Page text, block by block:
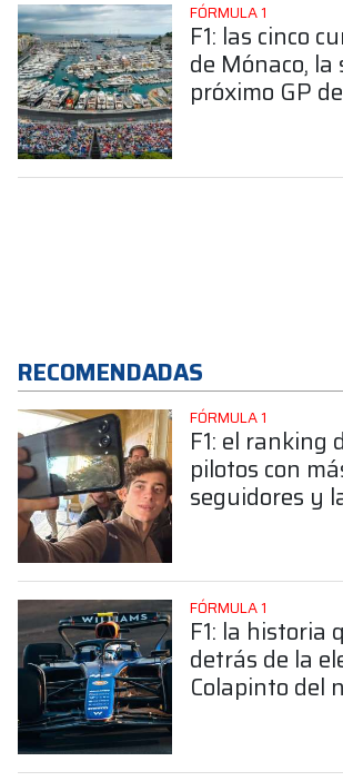
FÓRMULA 1
F1: las cinco
de Mónaco, la
próximo GP
RECOMENDADAS
FÓRMULA 1
F1: el ranking
pilotos con
seguidores y
FÓRMULA 1
F1: la historia
detrás de la
Colapinto del